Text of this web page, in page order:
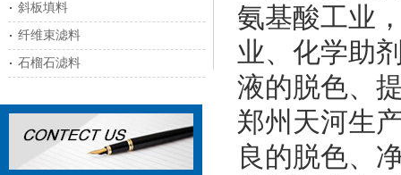
斜板填料
纤维束滤料
石榴石滤料
氨基酸工业
业、化学助
液的脱色、
郑州天河生
良的脱色、